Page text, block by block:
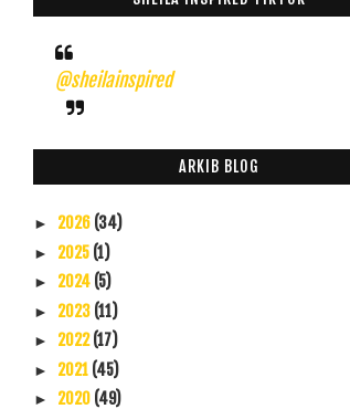
@sheilainspired
ARKIB BLOG
► 2026 (34)
► 2025 (1)
► 2024 (5)
► 2023 (11)
► 2022(17)
► 2021 (45)
► 2020 (49)